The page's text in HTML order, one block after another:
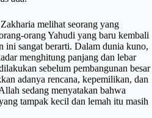
melihat seorang yang
orang Yahudi yang baru kembali
ini sangat berarti. Dalam dunia kuno,
menghitung panjang dan lebar
sebelum pembangunan besar
adanya rencana, kepemilikan, dan
sedang menyatakan bahwa
tampak kecil dan lemah itu masih